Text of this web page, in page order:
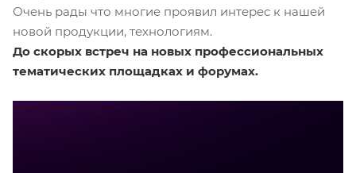
Очень рады что многие проявил интерес к нашей
новой продукции, технологиям.
До скорых встреч на новых профессиональных
тематических площадках и форумах.